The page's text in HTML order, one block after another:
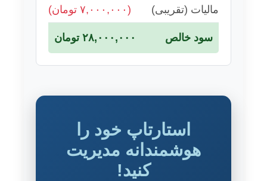
مالیات (تقریبی) (۷,۰۰۰,۰۰۰ تومان)
سود خالص ۲۸,۰۰۰,۰۰۰ تومان
استارتاپ خود را
هوشمندانه مدیریت
کنید!